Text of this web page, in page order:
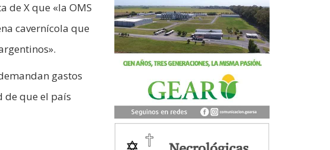
de X que «la OMS
cavernícola que
gastos
de que el país